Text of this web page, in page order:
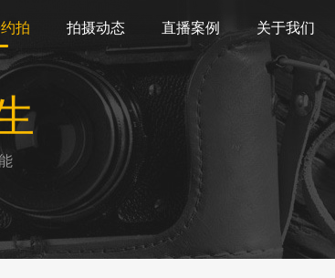
拍 拍摄动态 直播案例 关于我们